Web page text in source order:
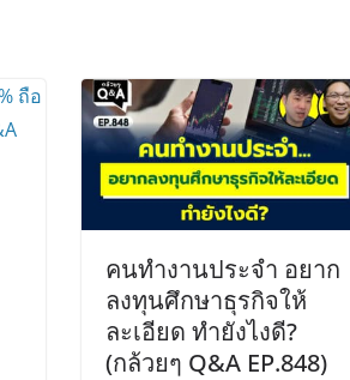
คนทำงานประจำ อยาก
ลงทุนศึกษาธุรกิจให้
ละเอียด ทำยังไงดี?
(กล้วยๆ Q&A EP.848)